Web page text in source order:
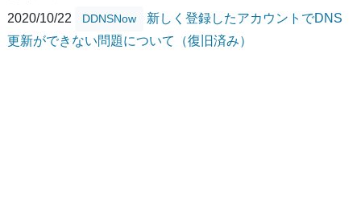
2020/10/22
DDNSNow
新しく登録したアカウントでDNS
更新ができない問題について（復旧済み）